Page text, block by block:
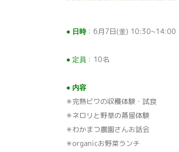
● 日時：6月7日(金) 10:30~14:00
● 定員 ：10名
● 内容
✳︎完熟ビワの収穫体験・試食
✳︎ネロリと野草の蒸留体験
✳︎わかまつ農園さんお話会
✳︎organicお野菜ランチ